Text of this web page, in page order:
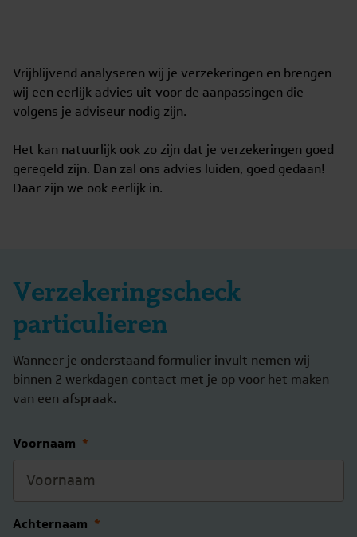
Vrijblijvend analyseren wij je verzekeringen en brengen
wij een eerlijk advies uit voor de aanpassingen die
volgens je adviseur nodig zijn.
Het kan natuurlijk ook zo zijn dat je verzekeringen goed
geregeld zijn. Dan zal ons advies luiden, goed gedaan!
Daar zijn we ook eerlijk in.
Verzekeringscheck
particulieren
Wanneer je onderstaand formulier invult nemen wij
binnen 2 werkdagen contact met je op voor het maken
van een afspraak.
Voornaam *
Achternaam *